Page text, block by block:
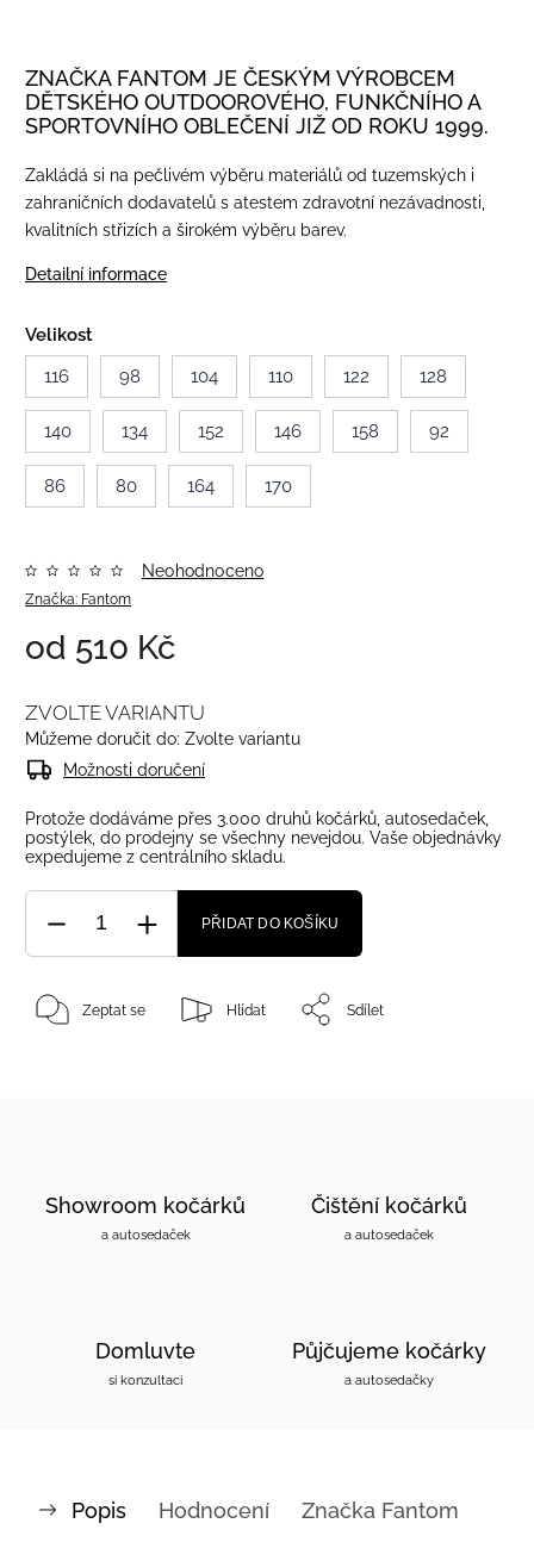
ZNAČKA FANTOM JE ČESKÝM VÝROBCEM
DĚTSKÉHO OUTDOOROVÉHO, FUNKČNÍHO A
SPORTOVNÍHO OBLEČENÍ JIŽ OD ROKU 1999.
Zakládá si na pečlivém výběru materiálů od tuzemských i
zahraničních dodavatelů s atestem zdravotní nezávadnosti,
kvalitních střizích a širokém výběru barev.
Detailní informace
Velikost
116
98 104 110 122 128
140 134 152 146 158 92
86 80 164 170
Značka: Fantom
Neohodnoceno
od 510 Kč
ZVOLTE VARIANTU
Můžeme doručit do: Zvolte variantu
Možnosti doručení
Protože dodáváme přes 3.000 druhů kočárků, autosedaček,
postýlek, do prodejny se všechny nevejdou. Vaše objednávky
expedujeme z centrálního skladu.
PŘIDAT DO KOŠÍKU
Zeptat se Hlídat Sdílet
Showroom kočárků
a autosedaček
Čištění kočárků
a autosedaček
Domluvte
si konzultaci
Půjčujeme kočárky
a autosedačky
Popis Hodnocení Značka Fantom